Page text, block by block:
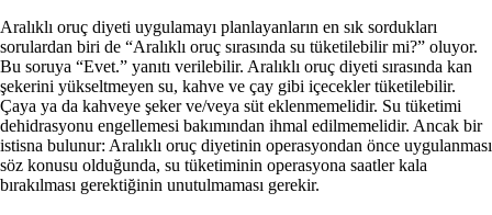
Aralıklı oruç diyeti uygulamayı planlayanların en sık sordukları
sorulardan biri de “Aralıklı oruç sırasında su tüketilebilir mi?” oluyor.
Bu soruya “Evet.” yanıtı verilebilir. Aralıklı oruç diyeti sırasında kan
şekerini yükseltmeyen su, kahve ve çay gibi içecekler tüketilebilir.
Çaya ya da kahveye şeker ve/veya süt eklenmemelidir. Su tüketimi
dehidrasyonu engellemesi bakımından ihmal edilmemelidir. Ancak bir
istisna bulunur: Aralıklı oruç diyetinin operasyondan önce uygulanması
söz konusu olduğunda, su tüketiminin operasyona saatler kala
bırakılması gerektiğinin unutulmaması gerekir.